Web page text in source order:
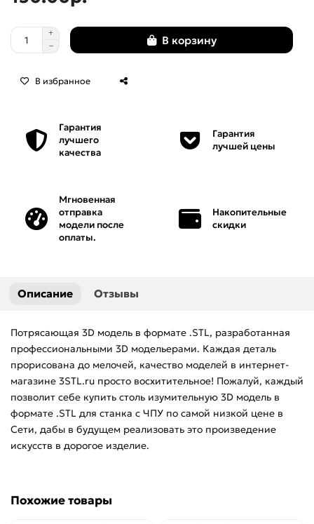
Панно
Персонажи
Рамки
Рукоятки
Фасады
Цветы
Часы
В корзину
В избранное
Гарантия
лучшего
качества
Гарантия
лучшей цены
Мгновенная
отправка
модели после
оплаты.
Накопительные
скидки
Описание Отзывы
Потрясающая 3D модель в формате .STL, разработанная
профессиональными 3D модельерами. Каждая деталь
прорисована до мелочей, качество моделей в интернет-
магазине 3STL.ru просто восхитительное! Пожалуй, каждый
позволит себе купить столь изумительную 3D модель в
формате .STL для станка с ЧПУ по самой низкой цене в
Сети, дабы в будущем реализовать это произведение
искусств в дорогое изделие.
Похожие товары